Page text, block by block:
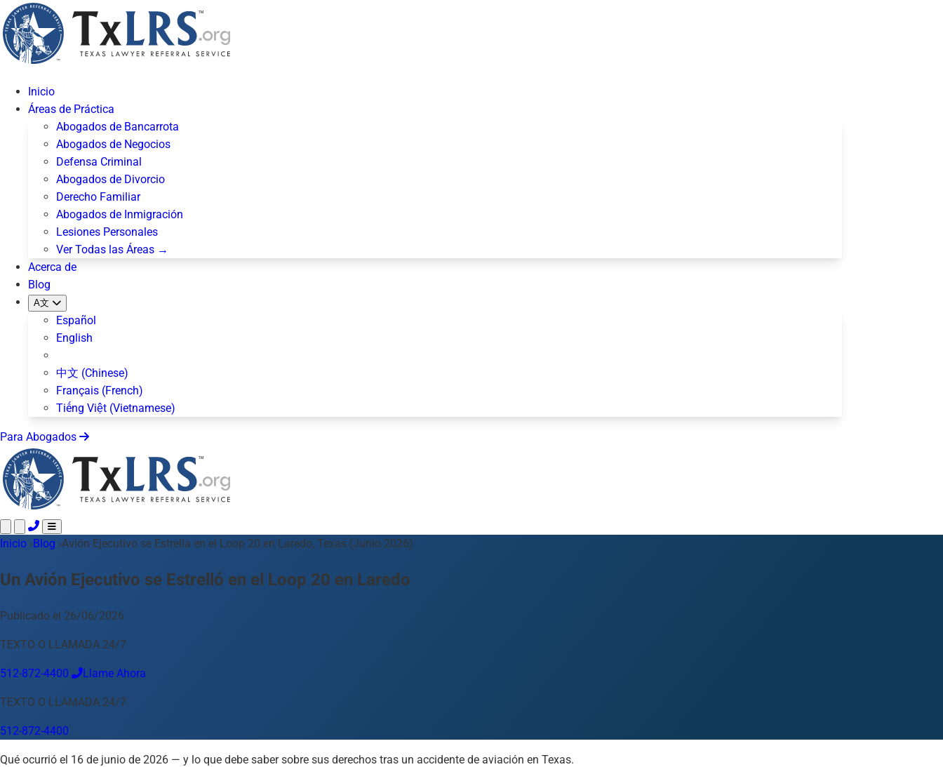
Inicio
Áreas de Práctica
Abogados de Bancarrota
Abogados de Negocios
Defensa Criminal
Abogados de Divorcio
Derecho Familiar
Abogados de Inmigración
Lesiones Personales
Ver Todas las Áreas →
Acerca de
Blog
A文
Español
English
中文 (Chinese)
Français (French)
Tiếng Việt (Vietnamese)
Para Abogados
Llame 24/7 ·512-872-4400 Envíe un Texto
Áreas de PrácticaMás de 50 temas
Acerca de Nosotros
Para Abogados
English
Austin 512-872-4400
Inicio ›Blog ›Avión Ejecutivo se Estrella en el Loop 20 en Laredo, Texas (Junio 2026)
Un Avión Ejecutivo se Estrelló en el Loop 20 en Laredo
Publicado el 26/06/2026
TEXTO O LLAMADA 24/7
512-872-4400 Llame Ahora
TEXTO O LLAMADA 24/7
512-872-4400
Qué ocurrió el 16 de junio de 2026 — y lo que debe saber sobre sus derechos tras un accidente de aviación en Texas.